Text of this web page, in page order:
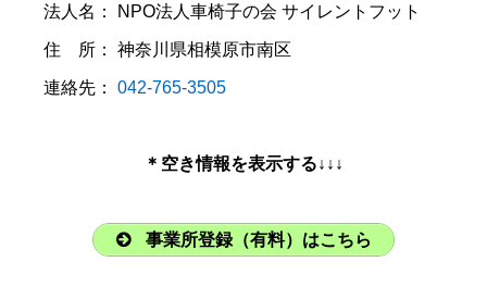
法人名： NPO法人車椅子の会 サイレントフット
住 所： 神奈川県相模原市南区
連絡先： 042-765-3505
＊空き情報を表示する↓↓↓
事業所登録（有料）はこちら